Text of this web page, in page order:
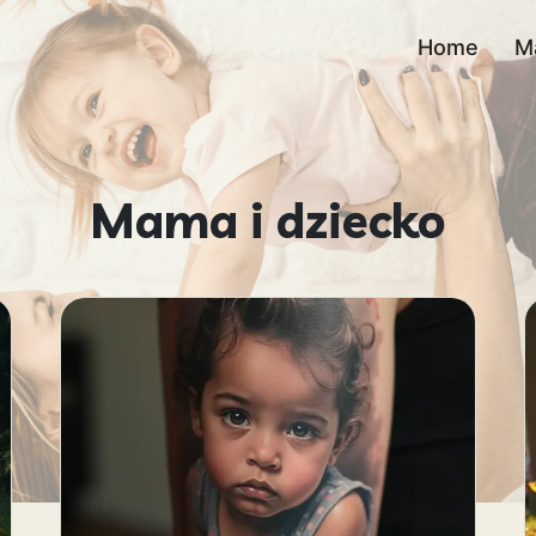
Home
Mama i dziecko